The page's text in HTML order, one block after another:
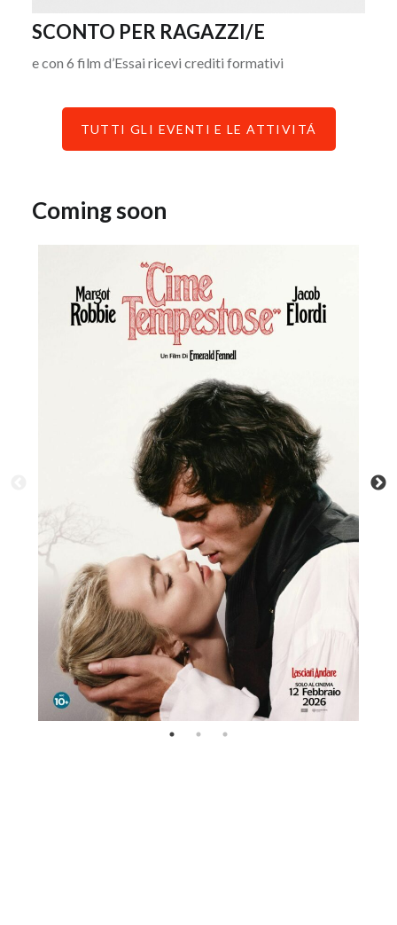
SCONTO PER RAGAZZI/E
e con 6 film d’Essai ricevi crediti formativi
TUTTI GLI EVENTI E LE ATTIVITÁ
Coming soon